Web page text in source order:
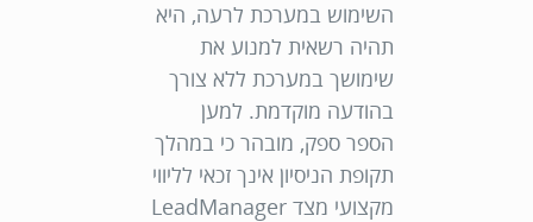
השימוש במערכת לרעה, היא
תהיה רשאית למנוע את
שימושך במערכת ללא צורך
בהודעה מוקדמת. למען
הספר ספק, מובהר כי במהלך
תקופת הניסיון אינך זכאי לליווי
מקצועי מצד LeadManager